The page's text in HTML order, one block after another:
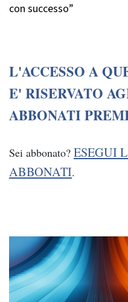
con successo”
L'ACCESSO A
E' RISERVATO
ABBONATI
Sei abbonato? ESEGUI
ABBONATI.